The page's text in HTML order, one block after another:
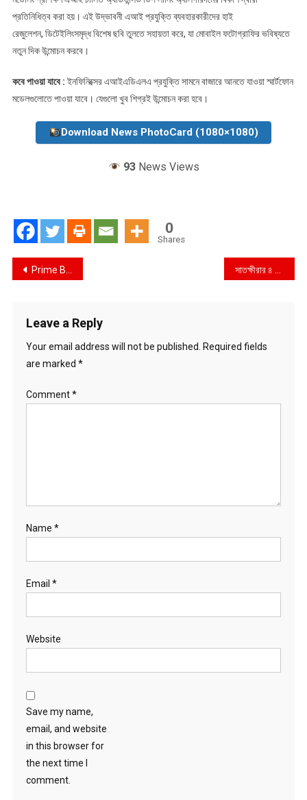
প্রতিনিধিত্ব করা হয়। এই উদ্ভাবনী এআই প্রযুক্তি ব্যবহারকারীদের হাই
রেজুলেশন, ডিটেইলিংসমৃদ্ধ বিশেষ ছবি তুলতে সহায়তা করে, যা মোবাইল ফটোগ্রাফির ভবিষ্যতে
নতুন দিক উন্মোচন করবে।
কবে পাওয়া যাবে :ইনফিনিক্সের এআইএডিএলএ প্রযুক্তি সামনে বাজারে আনতে যাওয়া স্মার্টফোন
মডেলগুলোতে পাওয়া যাবে। যেগুলো খুব শিগ্রই উন্মোচন করা হবে।
Download News PhotoCard (1080×1080)
93News Views
0
Shares
Post
Prime Bank PLC. Partners with Toyota-Navana Limited
Leave a Reply
Your email address will not be published.
Required fields
are marked *
Comment*
Name *
Email *
Website
Save my name,
email, and website
in this browser for
the next time I
comment.